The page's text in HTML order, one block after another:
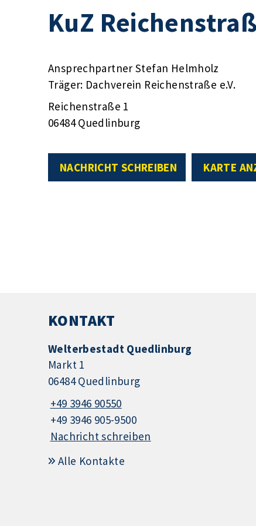
KuZ
Ansprechpartner Stefan Helmholz
Träger: Dachverein Reichenstraße e.V.
Reichenstraße 1
06484 Quedlinburg
NACHRICHT SCHREIBEN KARTE
KONTAKT
Welterbestadt Quedlinburg
Markt 1
06484 Quedlinburg
+49 3946 90550
+49 3946 905-9500
Nachricht schreiben
Alle Kontakte